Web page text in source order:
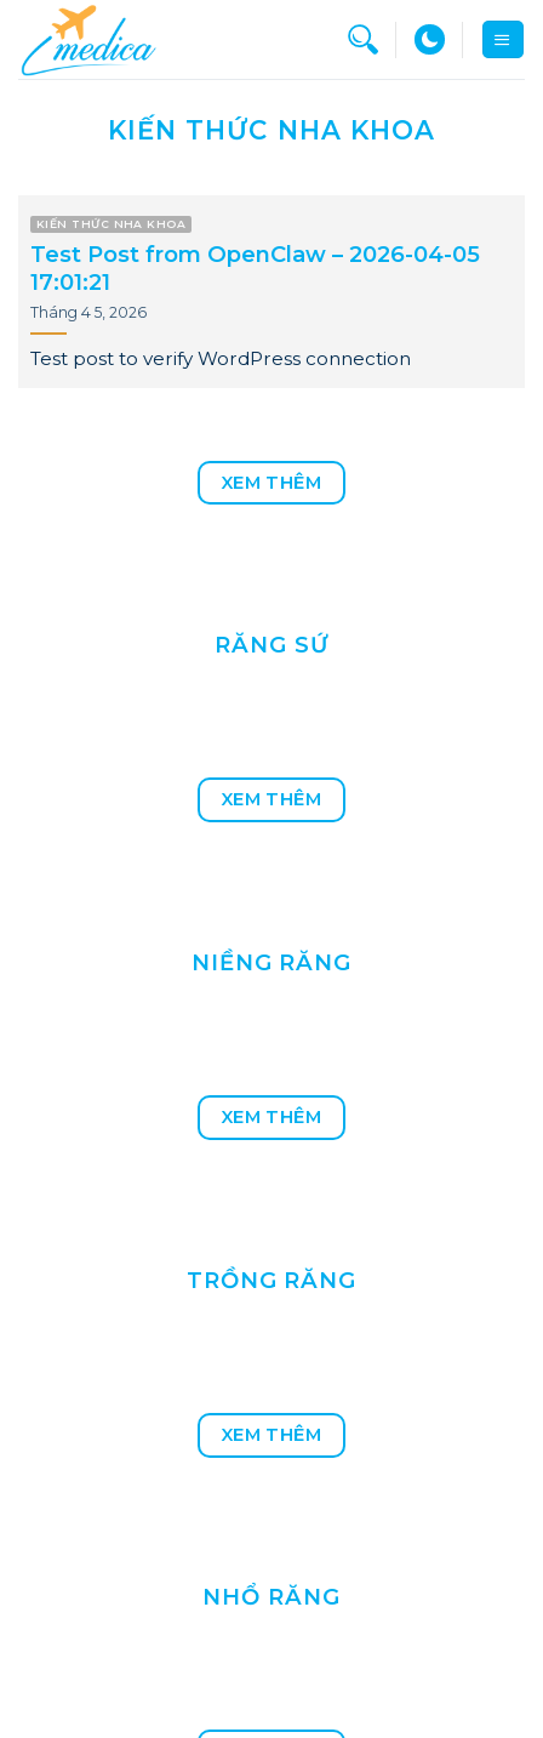
qua
nội
KIẾN THỨC NHA KHOA
KIẾN THỨC NHA KHOA
Test Post from OpenClaw – 2026-04-05
17:01:21
Tháng 4 5, 2026
Test post to verify WordPress connection
XEM THÊM
RĂNG SỨ
XEM THÊM
NIỀNG RĂNG
XEM THÊM
TRỒNG RĂNG
XEM THÊM
NHỔ RĂNG